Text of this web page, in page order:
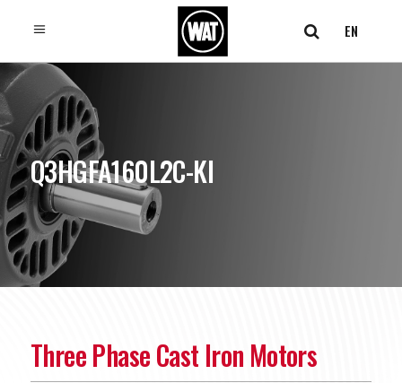
EN
Q3HGFA160L2C-KI
Three Phase Cast Iron Motors